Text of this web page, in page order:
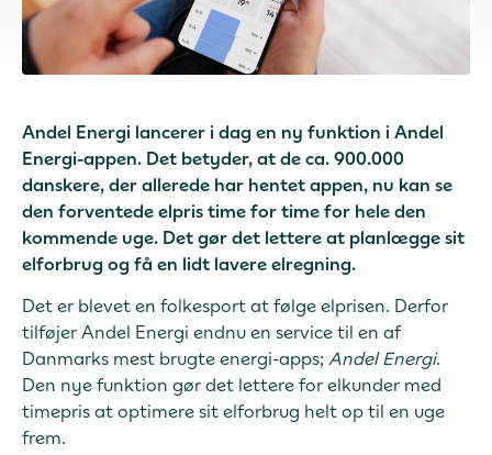
Andel Energi lancerer i dag en ny funktion i Andel
Energi-appen. Det betyder, at de ca. 900.000
danskere, der allerede har hentet appen, nu kan se
den forventede elpris time for time for hele den
kommende uge. Det gør det lettere at planlægge sit
elforbrug og få en lidt lavere elregning.
Det er blevet en folkesport at følge elprisen. Derfor
tilføjer Andel Energi endnu en service til en af
Danmarks mest brugte energi-apps; Andel Energi.
Den nye funktion gør det lettere for elkunder med
timepris at optimere sit elforbrug helt op til en uge
frem.